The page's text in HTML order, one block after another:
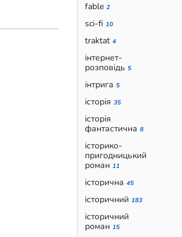
fable 2
sci-fi 10
traktat 4
інтернет-
розповідь 5
інтрига 5
історія 35
історія
фантастична 8
історико-
пригодницький
роман 11
історична 45
історичний 183
історичний
роман 15